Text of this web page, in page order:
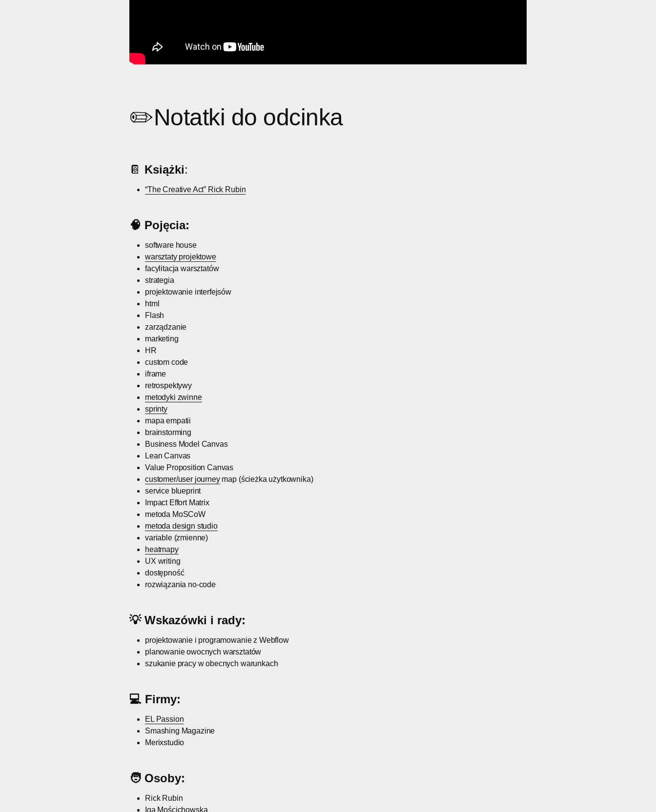
✏️Notatki do odcinka
📔 Książki:
“The Creative Act” Rick Rubin
🧠 Pojęcia:
software house
warsztaty projektowe
facylitacja warsztatów
strategia
projektowanie interfejsów
html
Flash
zarządzanie
marketing
HR
custom code
iframe
retrospektywy
metodyki zwinne
sprinty
mapa empatii
brainstorming
Business Model Canvas
Lean Canvas
Value Proposition Canvas
customer/user journeymap (ścieżka użytkownika)
service blueprint
Impact Effort Matrix
metoda MoSCoW
metoda design studio
variable (zmienne)
heatmapy
UX writing
dostępność
rozwiązania no-code
💡 Wskazówki i rady:
projektowanie i programowanie z Webflow
planowanie owocnych warsztatów
szukanie pracy w obecnych warunkach
💻 Firmy:
EL Passion
Smashing Magazine
Merixstudio
🧑 Osoby:
Rick Rubin
Iga Mościchowska